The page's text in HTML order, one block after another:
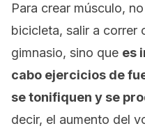
Para crear músculo,
bicicleta, salir a correr
gimnasio, sino que es
cabo ejercicios de
se tonifiquen y se
decir, el aumento del